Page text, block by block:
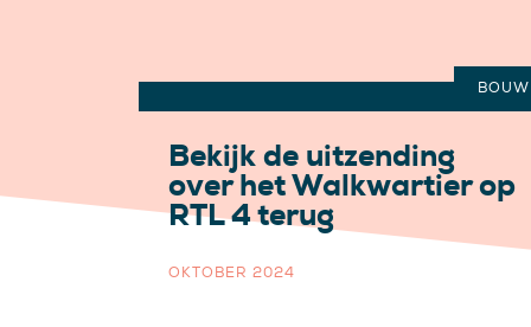
Bekijk de uitzending
over het Walkwartier op
RTL 4 terug
OKTOBER 2024
BOUW